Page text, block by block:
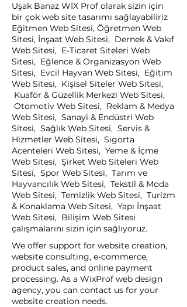
Uşak Banaz WİX Prof olarak sizin için
bir çok web site tasarımı sağlayabiliriz
Eğitmen Web Sitesi, Öğretmen Web
Sitesi, İnşaat Web Sitesi, Dernek & Vakıf
Web Sitesi, E-Ticaret Siteleri Web
Sitesi, Eğlence & Organizasyon Web
Sitesi, Evcil Hayvan Web Sitesi, Eğitim
Web Sitesi, Kişisel Siteler Web Sitesi,
Kuaför & Güzellik Merkezi Web Sitesi,
Otomotiv Web Sitesi, Reklam & Medya
Web Sitesi, Sanayi & Endüstri Web
Sitesi, Sağlık Web Sitesi, Servis &
Hizmetler Web Sitesi, Sigorta
Acenteleri Web Sitesi, Yeme & İçme
Web Sitesi, Şirket Web Siteleri Web
Sitesi, Spor Web Sitesi, Tarım ve
Hayvancılık Web Sitesi, Tekstil & Moda
Web Sitesi, Temizlik Web Sitesi, Turizm
& Konaklama Web Sitesi, Yapı İnşaat
Web Sitesi, Bilişim Web Sitesi
çalışmalarını sizin için sağlıyoruz.
We offer support for website creation,
website consulting, e-commerce,
product sales, and online payment
processing. As a WixProf web design
agency, you can contact us for your
website creation needs.